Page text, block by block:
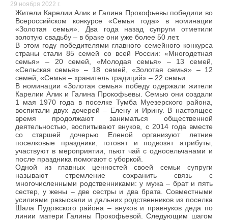
29 ноября 2022 г.
Жители Карелии Алик и Галина Прокофьевы победили во
Всероссийском конкурсе «Семья года» в номинации
«Золотая семья». Два года назад супруги отметили
золотую свадьбу – в браке они уже более 50 лет.
В этом году победителями главного семейного конкурса
страны стали 85 семей со всей России: «Многодетная
семья» – 20 семей, «Молодая семья» – 13 семей,
«Сельская семья» – 18 семей, «Золотая семья» – 12
семей, «Семья – хранитель традиций» – 22 семьи.
В номинации «Золотая семья» победу одержали жители
Карелии Алик и Галина Прокофьевы. Семью они создали
1 мая 1970 года в поселке Тумба Муезерского района,
воспитали двух дочерей – Елену и Ирину. В настоящее
время продолжают заниматься общественной
деятельностью, воспитывают внуков, с 2014 года вместе
со старшей дочерью Еленой организуют летние
поселковые праздники, готовят и подвозят атрибуты,
участвуют в мероприятии, пьют чай с односельчанами и
после праздника помогают с уборкой.
Одной из главных ценностей своей семьи супруги
называют стремление сохранить связь с
многочисленными родственниками: у мужа – брат и пять
сестер, у жены – две сестры и два брата. Совместными
усилиями разыскали и дальних родственников из поселка
Шала Пудожского района – внуков и правнуков деда по
линии матери Галины Прокофьевой. Следующим шагом